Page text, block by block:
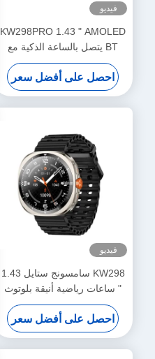
فيديو
KW298PRO 1.43 " AMOLED
BT يتصل بالساعة الذكية مع
100 وضع رياضي
احصل على أفضل سعر
فيديو
KW298 سامسونج ستايل 1.43
" ساعات رياضية أنيقة بلوتوث
مكالمة ساعة ذكية شاشة
AMOLED
احصل على أفضل سعر